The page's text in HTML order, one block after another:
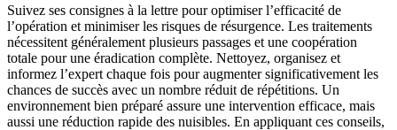
Suivez ses consignes à la lettre pour optimiser l’efficacité de
l’opération et minimiser les risques de résurgence. Les traitements
nécessitent généralement plusieurs passages et une coopération
totale pour une éradication complète. Nettoyez, organisez et
informez l’expert chaque fois pour augmenter significativement les
chances de succès avec un nombre réduit de répétitions. Un
environnement bien préparé assure une intervention efficace, mais
aussi une réduction rapide des nuisibles. En appliquant ces conseils,